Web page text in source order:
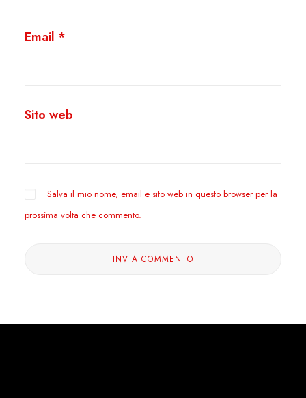
Email *
Sito web
Salva il mio nome, email e sito web in questo browser per la
prossima volta che commento.